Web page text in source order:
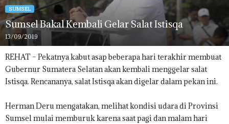
SUMSEL
Sumsel Bakal Kembali Gelar Salat Istisqa
13/09/2019
REHAT – Pekatnya kabut asap beberapa hari terakhir membuat
Gubernur Sumatera Selatan akan kembali menggelar salat
Istisqa. Rencananya, salat Istisqa akan digelar dalam pekan ini.
Herman Deru mengatakan, melihat kondisi udara di Provinsi
Sumsel mulai memburuk karena saat pagi dan malam hari